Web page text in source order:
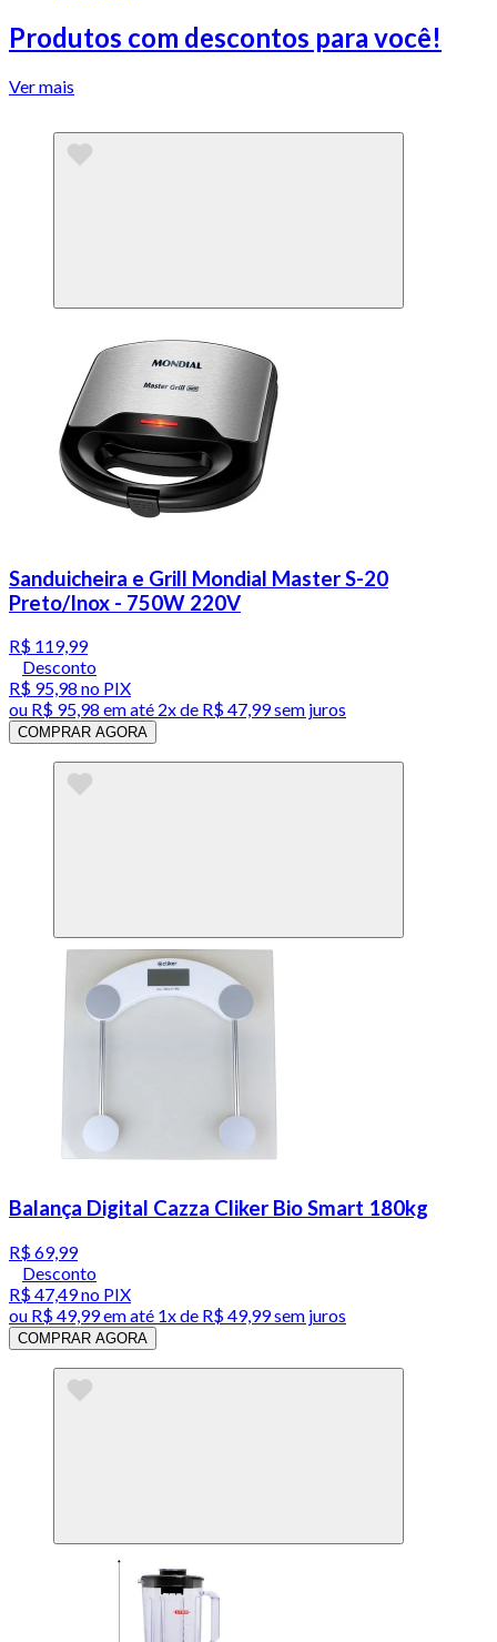
Produtos com descontos para você!
Ver mais
Sanduicheira e Grill Mondial Master S-20
Preto/Inox - 750W 220V
R$ 119,99
Desconto
R$ 95,98 no PIX
ou R$ 95,98 em até 2x de R$ 47,99 sem juros
COMPRAR AGORA
Balança Digital Cazza Cliker Bio Smart 180kg
R$ 69,99
Desconto
R$ 47,49no PIX
ou R$ 49,99em até 1x de R$ 49,99sem juros
COMPRAR AGORA